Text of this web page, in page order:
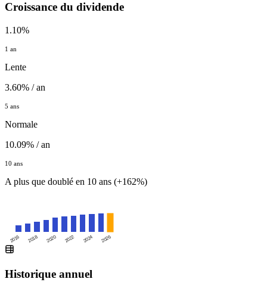
Croissance du dividende
1.10%
1 an
Lente
3.60% / an
5 ans
Normale
10.09% / an
10 ans
A plus que doublé en 10 ans (+162%)
2016 2018 2020 2022 2024 2026
Historique annuel